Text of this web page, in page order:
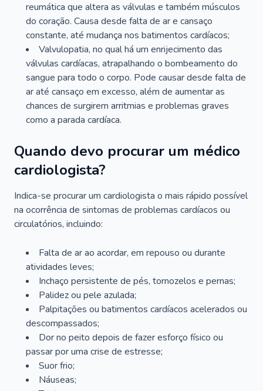
reumática que altera as válvulas e também músculos
do coração. Causa desde falta de ar e cansaço
constante, até mudança nos batimentos cardíacos;
Valvulopatia, no qual há um enrijecimento das
válvulas cardíacas, atrapalhando o bombeamento do
sangue para todo o corpo. Pode causar desde falta de
ar até cansaço em excesso, além de aumentar as
chances de surgirem arritmias e problemas graves
como a parada cardíaca.
Quando devo procurar um médico
cardiologista?
Indica-se procurar um cardiologista o mais rápido possível
na ocorrência de sintomas de problemas cardíacos ou
circulatórios, incluindo:
Falta de ar ao acordar, em repouso ou durante
atividades leves;
Inchaço persistente de pés, tornozelos e pernas;
Palidez ou pele azulada;
Palpitações ou batimentos cardíacos acelerados ou
descompassados;
Dor no peito depois de fazer esforço físico ou
passar por uma crise de estresse;
Suor frio;
Náuseas;